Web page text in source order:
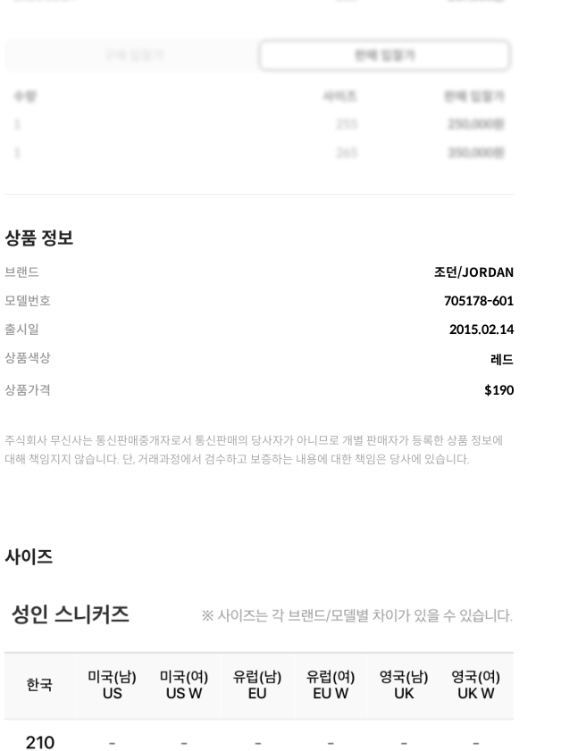
판매 입찰가
수량 사이즈
판매 입찰가
250,000원
265 350,000원
상품 정보
브랜드
조던/JORDAN
모델번호
705178-601
출시일
2015.02.14
상품색상
레드
상품가격
$190
주식회사 무신사는 통신판매중개자로서 통신판매의 당사자가 아니므로 개별 판매자가 등록한 상품 정보에
대해 책임지지 않습니다. 단, 거래과정에서 검수하고 보증하는 내용에 대한 책임은 당사에 있습니다.
사이즈